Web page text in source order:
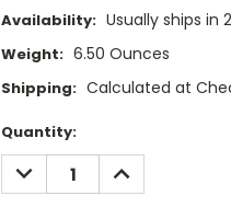
Availability: Usually ships in
Weight: 6.50 Ounces
Shipping: Calculated at
Current
Stock:
Quantity:
DECREASE
QUANTITY:
INCREASE
QUANTITY: